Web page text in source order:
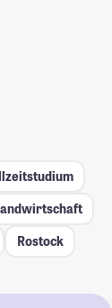
Rostock